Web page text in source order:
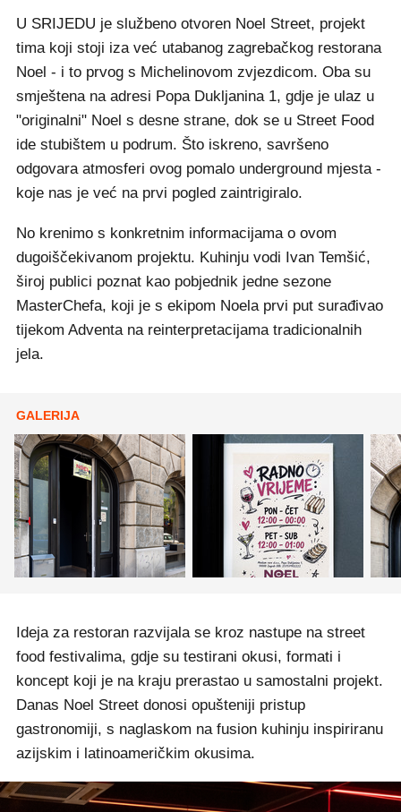
U SRIJEDU je službeno otvoren Noel Street, projekt
tima koji stoji iza već utabanog zagrebačkog restorana
Noel - i to prvog s Michelinovom zvjezdicom. Oba su
smještena na adresi Popa Dukljanina 1, gdje je ulaz u
"originalni" Noel s desne strane, dok se u Street Food
ide stubištem u podrum. Što iskreno, savršeno
odgovara atmosferi ovog pomalo underground mjesta -
koje nas je već na prvi pogled zaintrigiralo.
No krenimo s konkretnim informacijama o ovom
dugoiščekivanom projektu. Kuhinju vodi Ivan Temšić,
široj publici poznat kao pobjednik jedne sezone
MasterChefa, koji je s ekipom Noela prvi put surađivao
tijekom Adventa na reinterpretacijama tradicionalnih
jela.
GALERIJA
Ideja za restoran razvijala se kroz nastupe na street
food festivalima, gdje su testirani okusi, formati i
koncept koji je na kraju prerastao u samostalni projekt.
Danas Noel Street donosi opušteniji pristup
gastronomiji, s naglaskom na fusion kuhinju inspiriranu
azijskim i latinoameričkim okusima.